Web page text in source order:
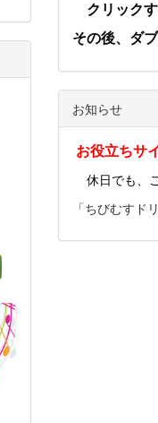
クリックす
その後、ダ
お知らせ
お役立ちサ
休日でも、
「ちびむすド